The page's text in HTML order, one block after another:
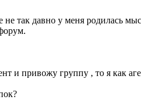
так давно у меня родилась
и привожу группу , то я как